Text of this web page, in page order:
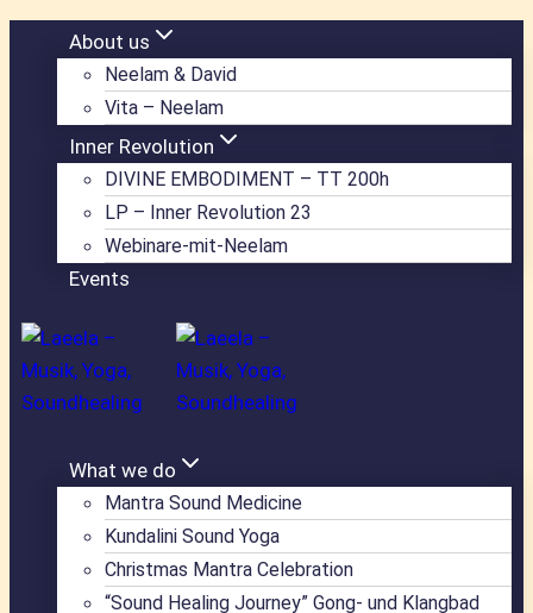
springen
About us
Neelam & David
Vita – Neelam
Inner Revolution
DIVINE EMBODIMENT – TT 200h
LP – Inner Revolution 23
Webinare-mit-Neelam
Events
What we do
Mantra Sound Medicine
Kundalini Sound Yoga
Christmas Mantra Celebration
“Sound Healing Journey” Gong- und Klangbad